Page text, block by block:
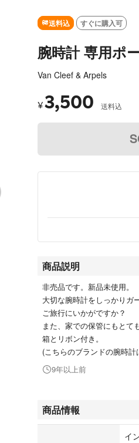
SOLD OUT
送料込 すぐに購入可
腕時計 専用ポ
Van Cleef & Arpels
¥3,500 送料込
商品説明
非売品です。新品未使用。
大切な腕時計をしっかりガー
ご旅行にいかがですか？
また、家での保管にもとて
箱とリボン付き。
(こちらのブランドの腕時
9年以上前
商品情報
イ